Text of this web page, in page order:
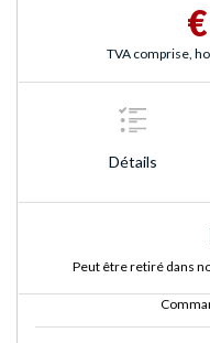
TVA comprise,
Détails
Peut être retiré dans